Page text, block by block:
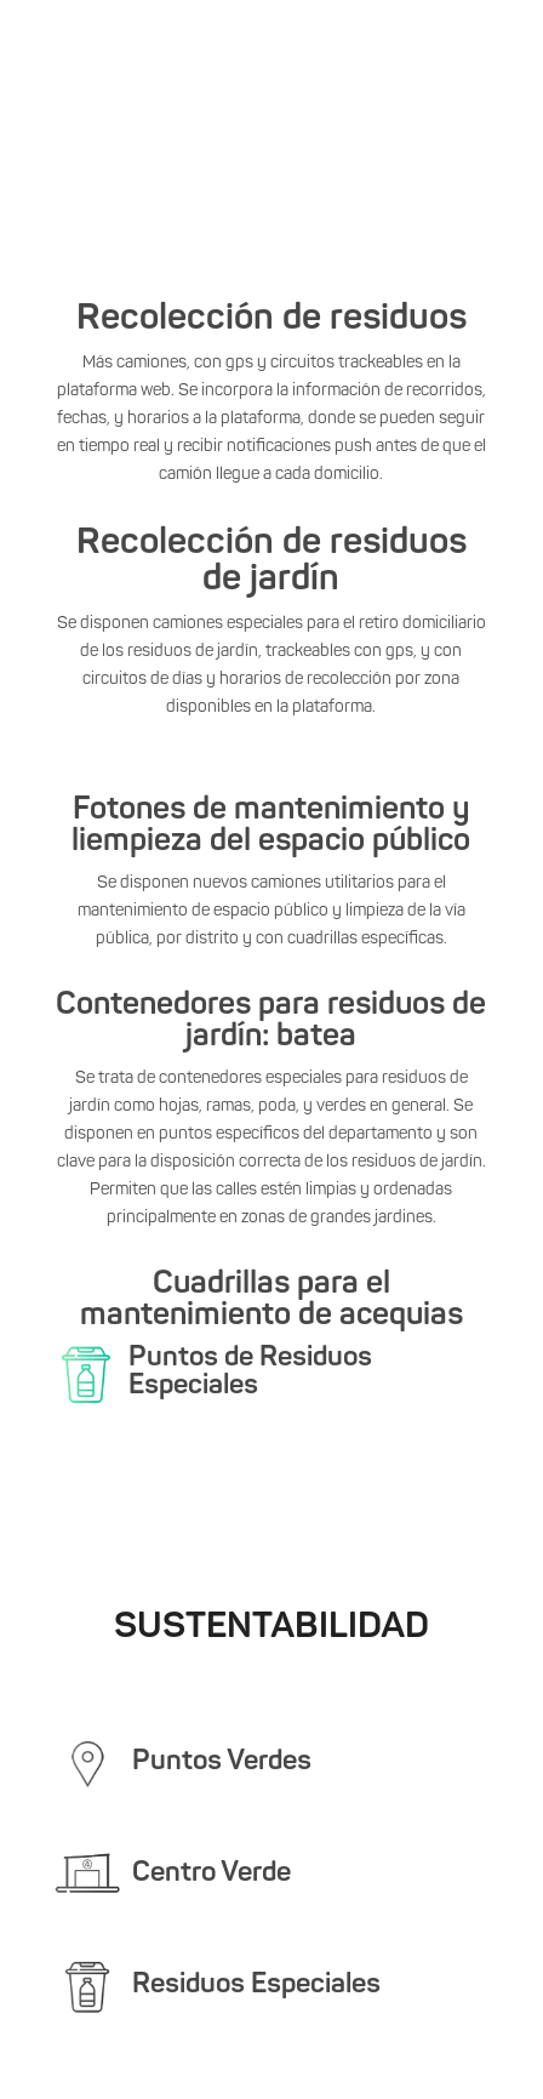
Recolección de residuos
Más camiones, con gps y circuitos trackeables en la
plataforma web. Se incorpora la información de recorridos,
fechas, y horarios a la plataforma, donde se pueden seguir
en tiempo real y recibir notificaciones push antes de que el
camión llegue a cada domicilio.
Recolección de residuos
de jardín
Se disponen camiones especiales para el retiro domiciliario
de los residuos de jardín, trackeables con gps, y con
circuitos de días y horarios de recolección por zona
disponibles en la plataforma.
Fotones de mantenimiento y
liempieza del espacio público
Se disponen nuevos camiones utilitarios para el
mantenimiento de espacio público y limpieza de la vía
pública, por distrito y con cuadrillas específicas.
Contenedores para residuos de
jardín: batea
Se trata de contenedores especiales para residuos de
jardín como hojas, ramas, poda, y verdes en general. Se
disponen en puntos específicos del departamento y son
clave para la disposición correcta de los residuos de jardín.
Permiten que las calles estén limpias y ordenadas
principalmente en zonas de grandes jardines.
Cuadrillas para el
mantenimiento de acequias
Puntos de Residuos
Especiales
SUSTENTABILIDAD
Puntos Verdes
Centro Verde
Residuos Especiales